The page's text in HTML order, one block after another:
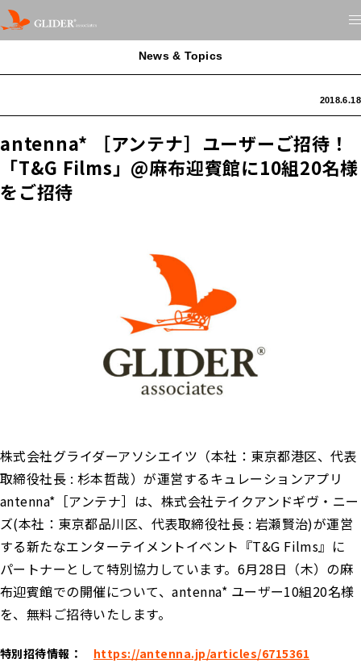
News & Topics
2018.6.18
antenna* ［アンテナ］ユーザーご招待！
「T&G Films」@麻布迎賓館に10組20名様
をご招待
株式会社グライダーアソシエイツ（本社：東京都港区、代表
取締役社長 : 杉本哲哉）が運営するキュレーションアプリ
antenna*［アンテナ］は、株式会社テイクアンドギヴ・ニー
ズ(本社：東京都品川区、代表取締役社長 : 岩瀬賢治)が運営
する新たなエンターテイメントイベント『T&G Films』に
パートナーとして特別協力しています。6月28日（木）の麻
布迎賓館での開催について、antenna* ユーザー10組20名様
を、無料ご招待いたします。
特別招待情報： https://antenna.jp/articles/6715361